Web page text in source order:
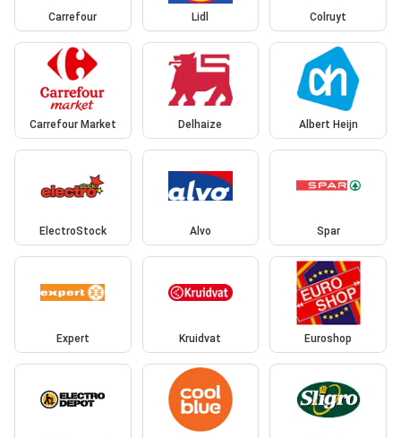
Carrefour Lidl Colruyt
Carrefour Market Delhaize Albert Heijn
ElectroStock Alvo Spar
Expert Kruidvat Euroshop